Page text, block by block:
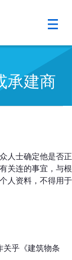
承建商
人士确定他是否正
关连的事宜，与根
人资料，不得用于
关乎《建筑物条